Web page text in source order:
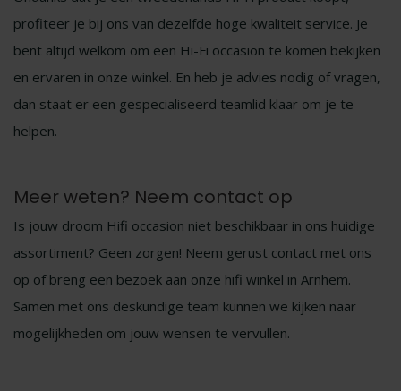
profiteer je bij ons van dezelfde hoge kwaliteit service. Je
bent altijd welkom om een Hi-Fi occasion te komen bekijken
en ervaren in onze winkel. En heb je advies nodig of vragen,
dan staat er een gespecialiseerd teamlid klaar om je te
helpen.
Meer weten? Neem contact op
Is jouw droom Hifi occasion niet beschikbaar in ons huidige
assortiment? Geen zorgen! Neem gerust contact met ons
op of breng een bezoek aan onze hifi winkel in Arnhem.
Samen met ons deskundige team kunnen we kijken naar
mogelijkheden om jouw wensen te vervullen.